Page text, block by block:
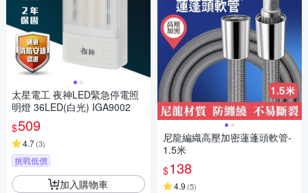
太星電工 夜神LED緊急停電照
明燈 36LED(白光) IGA9002
$509
4.7(3)
挑戰低價
加入購物車
尼龍編織高壓加密蓮蓬頭軟管-
1.5米
$138
4.9 (5)